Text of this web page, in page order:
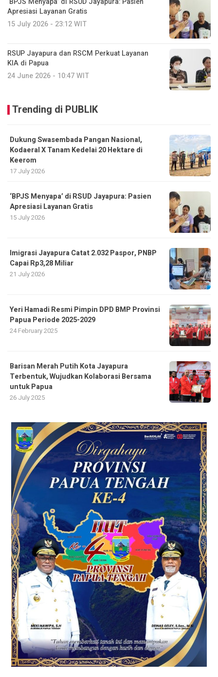
Apresiasi Layanan Gratis
15 July 2026 - 23:12 WIT
RSUP Jayapura dan RSCM Perkuat Layanan
KIA di Papua
24 June 2026 - 10:47 WIT
Trending di PUBLIK
Dukung Swasembada Pangan Nasional,
Kodaeral X Tanam Kedelai 20 Hektare di
Keerom
17 July 2026
‘BPJS Menyapa’ di RSUD Jayapura: Pasien
Apresiasi Layanan Gratis
15 July 2026
Imigrasi Jayapura Catat 2.032 Paspor, PNBP
Capai Rp3,28 Miliar
21 July 2026
Yeri Hamadi Resmi Pimpin DPD BMP Provinsi
Papua Periode 2025-2029
24 February 2025
Barisan Merah Putih Kota Jayapura
Terbentuk, Wujudkan Kolaborasi Bersama
untuk Papua
26 July 2025